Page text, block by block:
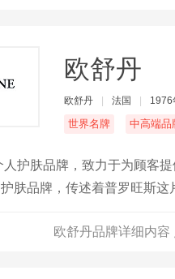
欧舒丹
欧舒丹 法国 1976
世界名牌 中高端品
人护肤品牌，致力于为顾客
肤品牌，传述着普罗旺斯这
欧舒丹品牌详细内容